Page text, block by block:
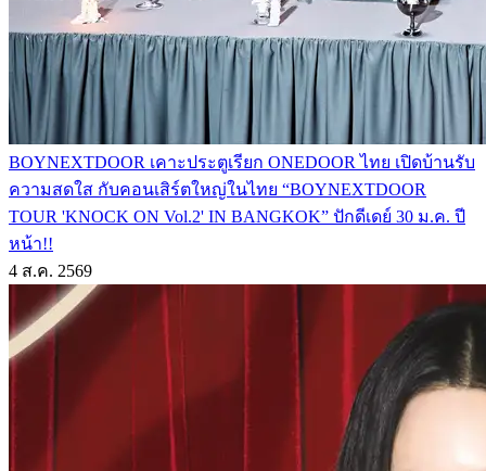
BOYNEXTDOOR เคาะประตูเรียก ONEDOOR ไทย เปิดบ้านรับ
ความสดใส กับคอนเสิร์ตใหญ่ในไทย “BOYNEXTDOOR
TOUR 'KNOCK ON Vol.2' IN BANGKOK” ปักดีเดย์ 30 ม.ค. ปี
หน้า!!
4 ส.ค. 2569